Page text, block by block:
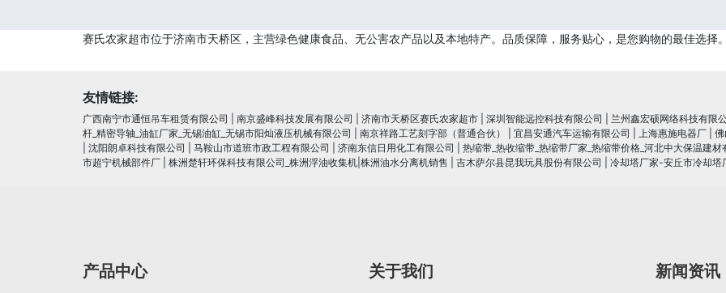
赛氏农家超市位于济南市天桥区，主营绿色健康食品、无公害农产品以及本地特产。品质保障，服务贴心，是您购物的最佳选择
友情链接:
广西南宁市通恒吊车租赁有限公司 南京盛峰科技发展有限公司 济南市天桥区赛氏农家超市 深圳智能远控科技有限公司
兰州鑫宏硕网络科技有限
杆_精密导轴_油缸厂家_无锡油缸_无锡市阳灿液压机械有限公司
南京祥路工艺刻字部（普通合伙） 宜昌安通汽车运输有限公司 上海惠施电器厂
沈阳朗卓科技有限公司 马鞍山市道班市政工程有限公司 济南东信日用化工有限公司
热缩带_热收缩带_热缩带厂家_热缩带价格_河北中大保温建材
市超宁机械部件厂
株洲楚轩环保科技有限公司_株洲浮油收集机|株洲油水分离机销售 吉木萨尔县昆我玩具股份有限公司 冷却塔厂家-安丘市冷却塔
产品中心 关于我们 新闻资讯